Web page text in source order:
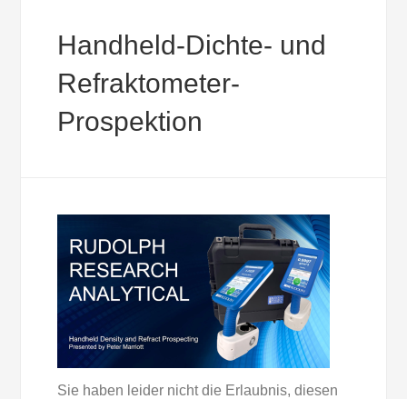
Handheld-Dichte- und
Refraktometer-
Prospektion
Sie haben leider nicht die Erlaubnis, diesen